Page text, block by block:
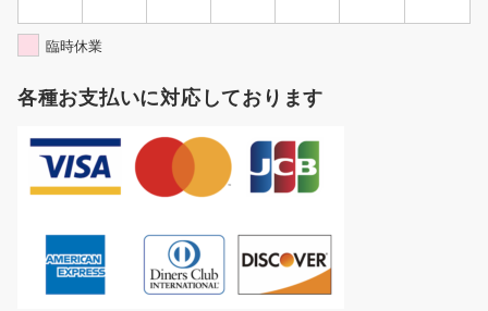
臨時休業
各種お支払いに対応しております